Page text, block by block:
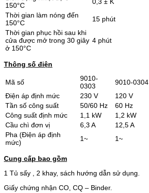
150°C
Thời gian làm nóng đến
150°C
15 phút
Thời gian phục hồi sau khi
cửa được mở trong 30 giây
ở 150°C
4 phút
Thông số điện
Mã số
9010-
0303
9010-0304
Điện áp định mức
230 V
120 V
Tần số công suất
50/60 Hz
60 Hz
Công suất định mức
1,1 kW
1,2 kW
Cầu chì đơn vị
6,3 A
12,5 A
Pha (Điện áp định
mức)
1~ 1~
Cung cấp bao gồm
1 Tủ sấy , 2 khay, sách hướng dẫn sử dụng.
Giấy chứng nhận CO, CQ – Binder.